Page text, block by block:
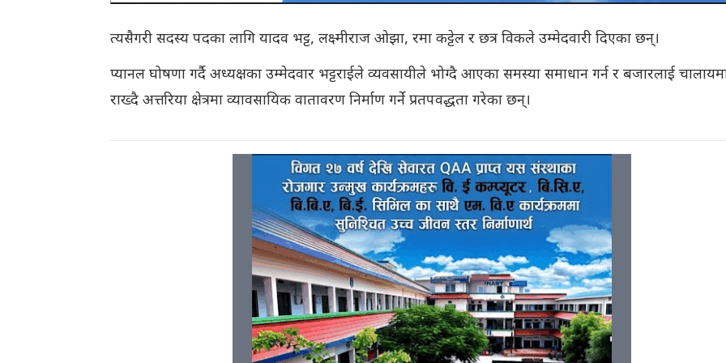
त्यसैगरी सदस्य पदका लागि यादव भट्ट, लक्ष्मीराज ओझा, रमा कट्टेल र छत्र विकले उम्मेदवारी दिएका छन्।
प्यानल घोषणा गर्दै अध्यक्षका उम्मेदवार भट्टराईले व्यवसायीले भोग्दै आएका समस्या समाधान गर्न र बजारलाई
राख्दै अत्तरिया क्षेत्रमा व्यावसायिक वातावरण निर्माण गर्ने प्रतपवद्धता गरेका छन्।